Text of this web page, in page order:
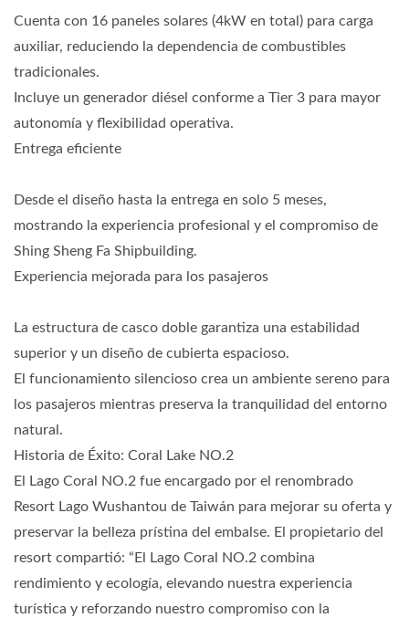
Cuenta con 16 paneles solares (4kW en total) para carga
auxiliar, reduciendo la dependencia de combustibles
tradicionales.
Incluye un generador diésel conforme a Tier 3 para mayor
autonomía y flexibilidad operativa.
Entrega eficiente
Desde el diseño hasta la entrega en solo 5 meses,
mostrando la experiencia profesional y el compromiso de
Shing Sheng Fa Shipbuilding.
Experiencia mejorada para los pasajeros
La estructura de casco doble garantiza una estabilidad
superior y un diseño de cubierta espacioso.
El funcionamiento silencioso crea un ambiente sereno para
los pasajeros mientras preserva la tranquilidad del entorno
natural.
Historia de Éxito: Coral Lake NO.2
El Lago Coral NO.2 fue encargado por el renombrado
Resort Lago Wushantou de Taiwán para mejorar su oferta y
preservar la belleza prístina del embalse. El propietario del
resort compartió: “El Lago Coral NO.2 combina
rendimiento y ecología, elevando nuestra experiencia
turística y reforzando nuestro compromiso con la